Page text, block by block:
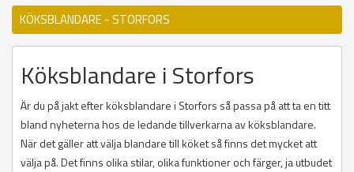
KÖKSBLANDARE - STORFORS
Köksblandare i Storfors
Är du på jakt efter köksblandare i Storfors så passa på att ta en titt
bland nyheterna hos de ledande tillverkarna av köksblandare.
När det gäller att välja blandare till köket så finns det mycket att
välja på. Det finns olika stilar, olika funktioner och färger, ja utbudet